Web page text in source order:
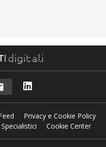
Privacy e Cookie Policy
Cookie Center